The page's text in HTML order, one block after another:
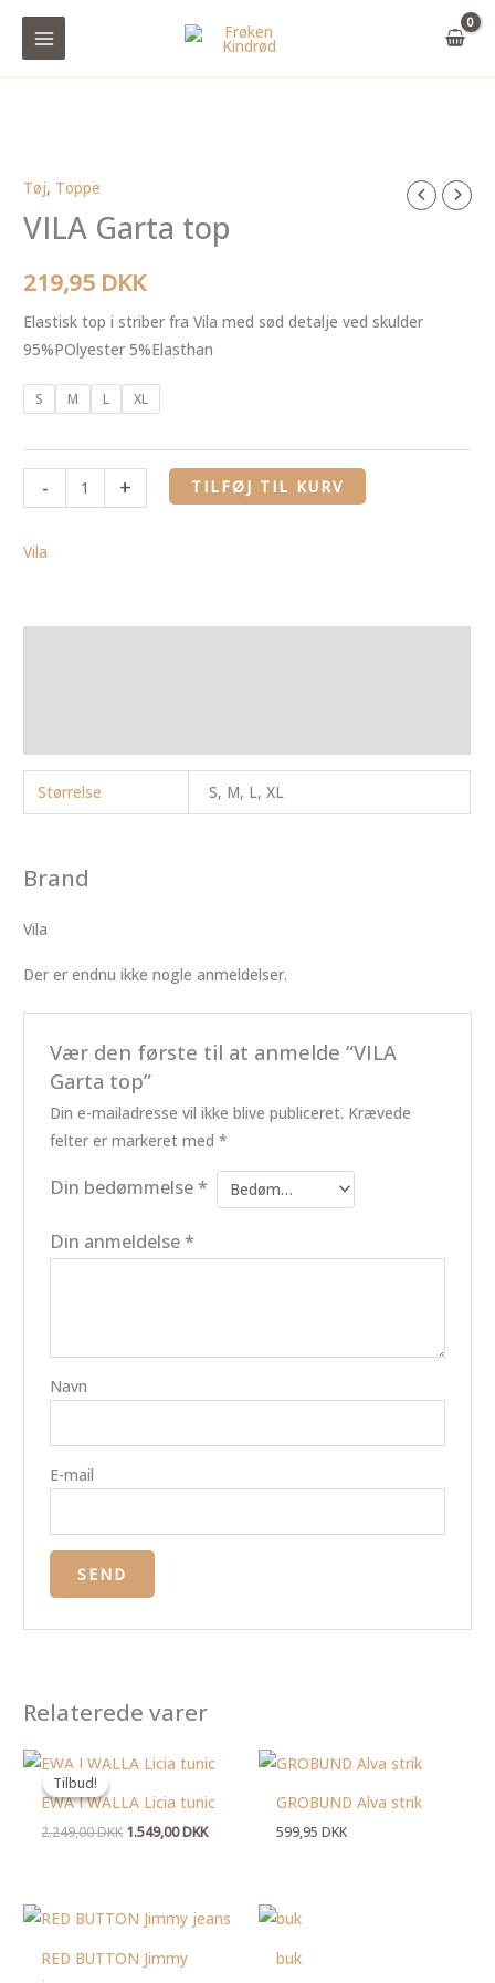
Tøj, Toppe
VILA Garta top
219,95 DKK
Elastisk top i striber fra Vila med sød detalje ved skulder
95%POlyester 5%Elasthan
S M L XL
-
VILA
Garta
antal
+ TILFØJ TIL KURV
Vila
Størrelse S, M, L, XL
Brand
Vila
Der er endnu ikke nogle anmeldelser.
Vær den første til at anmelde “VILA
Garta top”
Din e-mailadresse vil ikke blive publiceret. Krævede
felter er markeret med *
Din bedømmelse*
Din anmeldelse*
Navn
E-mail
Relaterede varer
Tilbud!
Tilbud!
EWA I WALLA Licia tunic
2.249,00DKK
Den
oprindelige
var:
2.249,00 DKK.
1.549,00DKK
Den
aktuelle
er:
1.549,00 DKK.
GROBUND Alva strik
599,95DKK
RED BUTTON Jimmy
buk